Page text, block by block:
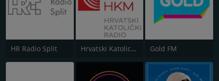
HR Radio Split Hrvatski Katolicki Radio Gold FM